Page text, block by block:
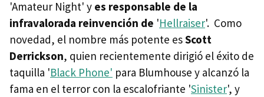
'Amateur Night' y es responsable de la
infravalorada reinvención de 'Hellraiser'. Como
novedad, el nombre más potente esScott
Derrickson, quien recientemente dirigió el éxito de
taquilla 'Black Phone' para Blumhouse y alcanzó la
fama en el terror con la escalofriante 'Sinister', y